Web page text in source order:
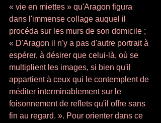
« vie en miettes » qu'Aragon figura
dans l'immense collage auquel il
procéda sur les murs de son domicile ;
« D'Aragon il n'y a pas d'autre portrait à
espérer, à désirer que celui-là, où se
multiplient les images, si bien qu'il
appartient à ceux qui le contemplent de
méditer inter­minablement sur le
foisonnement de reflets qu'il offre sans
fin au regard. ». Pour orienter dans ce